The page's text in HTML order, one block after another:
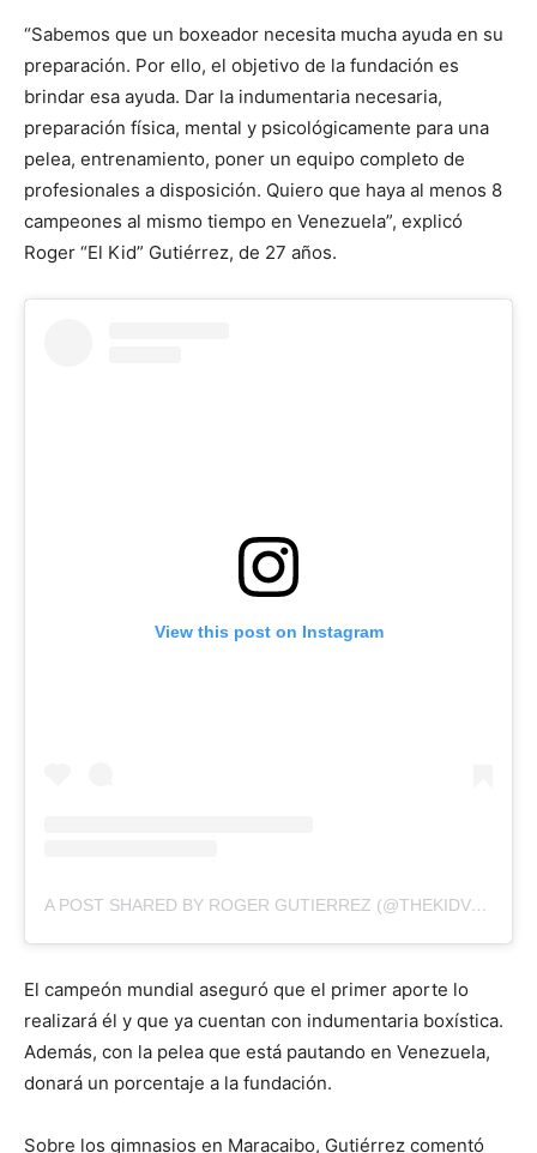
“Sabemos que un boxeador necesita mucha ayuda en su
preparación. Por ello, el objetivo de la fundación es
brindar esa ayuda. Dar la indumentaria necesaria,
preparación física, mental y psicológicamente para una
pelea, entrenamiento, poner un equipo completo de
profesionales a disposición. Quiero que haya al menos 8
campeones al mismo tiempo en Venezuela”, explicó
Roger “El Kid” Gutiérrez, de 27 años.
View this post on Instagram
A POST SHARED BY ROGER GUTIERREZ (@THEKIDVZLA)
El campeón mundial aseguró que el primer aporte lo
realizará él y que ya cuentan con indumentaria boxística.
Además, con la pelea que está pautando en Venezuela,
donará un porcentaje a la fundación.
Sobre los gimnasios en Maracaibo, Gutiérrez comentó